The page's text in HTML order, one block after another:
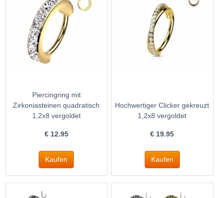
Piercingring mit
Zirkoniasteinen quadratisch
1,2x8 vergoldet
€ 12.95
Hochwertiger Clicker gekreuzt
1,2x8 vergoldet
€ 19.95